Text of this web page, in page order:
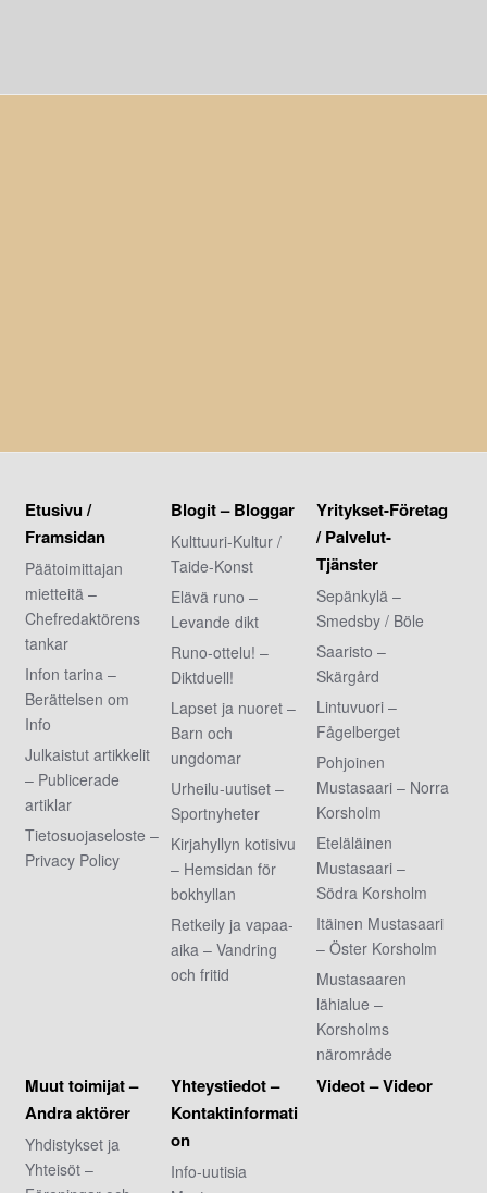
Etusivu /
Framsidan
Päätoimittajan
mietteitä –
Chefredaktörens
tankar
Infon tarina –
Berättelsen om
Info
Julkaistut artikkelit
– Publicerade
artiklar
Tietosuojaseloste –
Privacy Policy
Blogit – Bloggar
Kulttuuri-Kultur /
Taide-Konst
Elävä runo –
Levande dikt
Runo-ottelu! –
Diktduell!
Lapset ja nuoret –
Barn och
ungdomar
Urheilu-uutiset –
Sportnyheter
Kirjahyllyn kotisivu
– Hemsidan för
bokhyllan
Retkeily ja vapaa-
aika – Vandring
och fritid
Yritykset-Företag
/ Palvelut-
Tjänster
Sepänkylä –
Smedsby / Böle
Saaristo –
Skärgård
Lintuvuori –
Fågelberget
Pohjoinen
Mustasaari – Norra
Korsholm
Eteläläinen
Mustasaari –
Södra Korsholm
Itäinen Mustasaari
– Öster Korsholm
Mustasaaren
lähialue –
Korsholms
närområde
Muut toimijat –
Andra aktörer
Yhdistykset ja
Yhteisöt –
Yhteystiedot –
Kontaktinformati
on
Info-uutisia
Videot – Videor